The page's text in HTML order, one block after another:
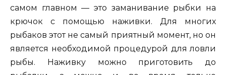
самом главном — это заманивание рыбки на
крючок с помощью наживки. Для многих
рыбаков этот не самый приятный момент, но он
является необходимой процедурой для ловли
рыбы. Наживку можно приготовить до